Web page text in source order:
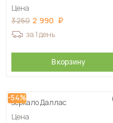
Цена
3 250 2 990
за 1 день
В корзину
-54%
Зеркало Даллас
Цена